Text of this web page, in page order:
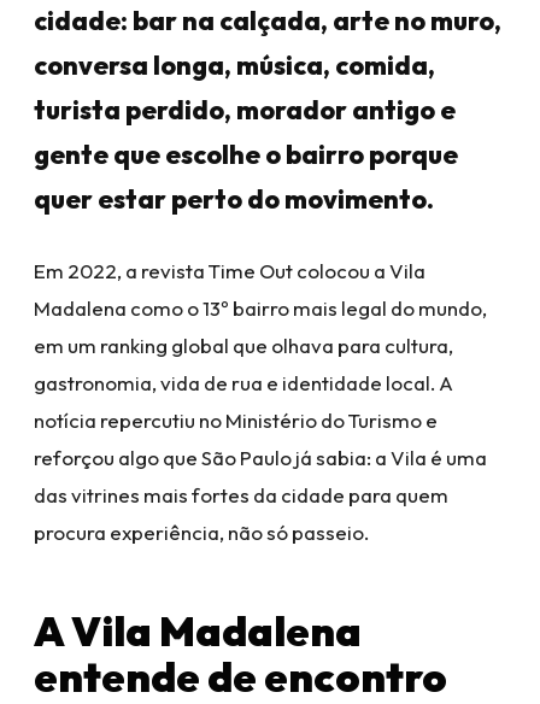
cidade: bar na calçada, arte no muro,
conversa longa, música, comida,
turista perdido, morador antigo e
gente que escolhe o bairro porque
quer estar perto do movimento.
Em 2022, a revista Time Out colocou a Vila
Madalena como o 13º bairro mais legal do mundo,
em um ranking global que olhava para cultura,
gastronomia, vida de rua e identidade local. A
notícia repercutiu no Ministério do Turismo e
reforçou algo que São Paulo já sabia: a Vila é uma
das vitrines mais fortes da cidade para quem
procura experiência, não só passeio.
A Vila Madalena
entende de encontro